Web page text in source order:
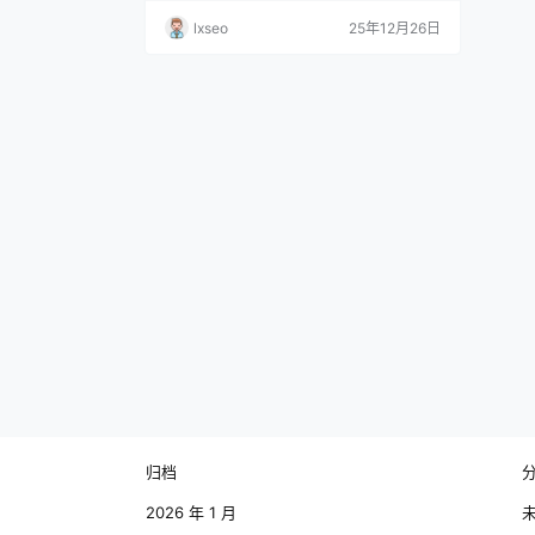
返税时感到自信与安心。这不仅能提升客户
的信任度，还能为你赢得更多的业务机会。
lxseo 25年12月26日
归档
2026 年 1 月